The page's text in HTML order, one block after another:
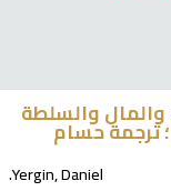
والمال والسلطة
ترجمة حسام
Yergin, Daniel.